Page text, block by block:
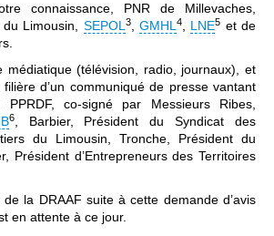
connaissance, PNR de Millevaches,
Limousin, SEPOL3,GMHL4, LNE5 et de
médiatique (télévision, radio, journaux), et
d’un communiqué de presse vantant
co-signé par Messieurs Ribes,
6, Barbier, Président du Syndicat des
du Limousin, Tronche, Président du
Président d’Entrepreneurs des Territoires
la DRAAF suite à cette demande d’avis
en attente à ce jour.